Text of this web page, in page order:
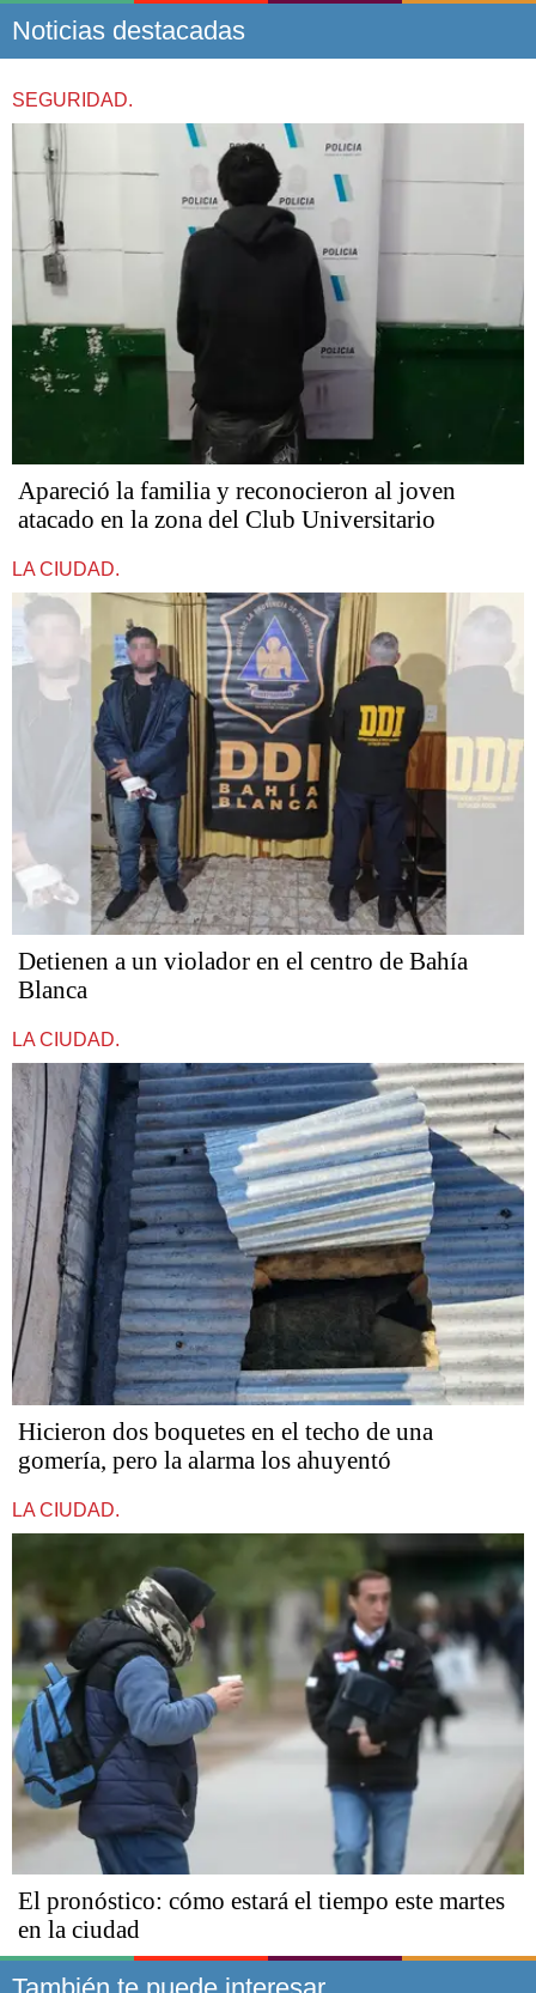
Noticias destacadas
SEGURIDAD.
Apareció la familia y reconocieron al joven
atacado en la zona del Club Universitario
LA CIUDAD.
Detienen a un violador en el centro de Bahía
Blanca
LA CIUDAD.
Hicieron dos boquetes en el techo de una
gomería, pero la alarma los ahuyentó
LA CIUDAD.
El pronóstico: cómo estará el tiempo este martes
en la ciudad